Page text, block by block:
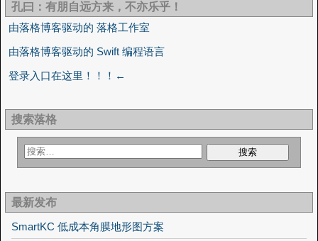
孔曰：有朋自远方来，不亦乐乎！
由落格博客驱动的 落格工作室
由落格博客驱动的 Swift 编程语言
登录入口在这里！！！←
搜索落格
最新发布
SmartKC 低成本角膜地形图方案